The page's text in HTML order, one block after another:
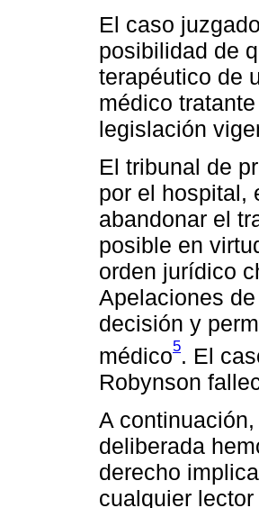
El caso
posibilidad de
terapéutico de
médico
legislación
El tribunal de
por el hospital,
abandonar el
posible en
orden jurídico
Apelaciones
decisión y
médico5. El
Robynson
A
deliberada
derecho
cualquier